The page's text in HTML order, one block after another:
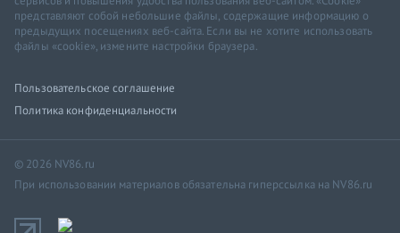
представляют собой небольшие файлы, содержащие информацию о
предыдущих посещениях веб-сайта. Если вы не хотите использовать
файлы «cookie», измените настройки браузера.
Пользовательское соглашение
Политика конфиденциальности
© 2026 NV86.ru
При использовании материалов обязательна гиперссылка на NV86.ru